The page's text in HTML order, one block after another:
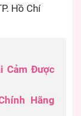
Hồ Chí
Cảm Được
Hãng